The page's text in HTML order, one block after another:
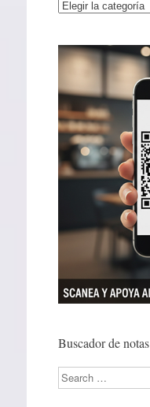
Categorías
Buscador de notas
Search